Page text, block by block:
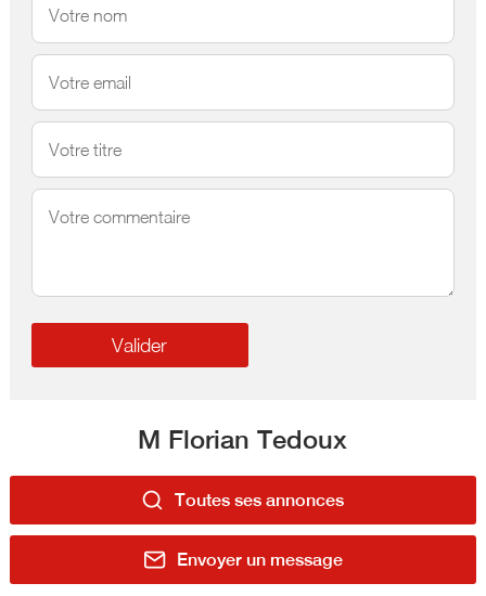
M Florian Tedoux
Toutes ses annonces
Envoyer un message